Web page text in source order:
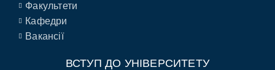
Факультети
Кафедри
Вакансії
ВСТУП ДО УНІВЕРСИТЕТУ